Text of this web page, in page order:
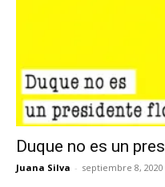
Duque no es un
Juana Silva - septiembre 8, 2020